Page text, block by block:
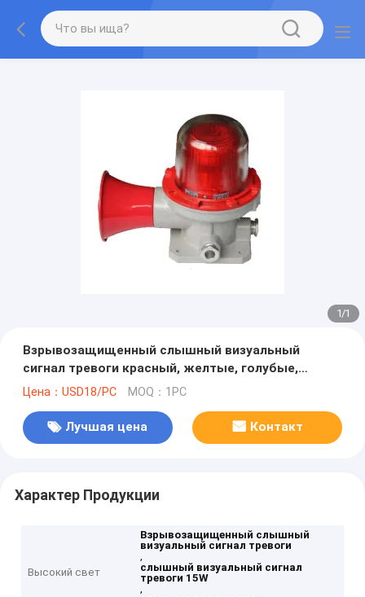
1/1
Взрывозащищенный слышный визуальный
сигнал тревоги красный, желтые, голубые,
зеленые освещения
Цена：USD18/PC MOQ：1PC
Лучшая цена Контакт
Характер Продукции
Высокий свет
Взрывозащищенный слышный
визуальный сигнал тревоги
,
слышный визуальный сигнал
тревоги 15W
,